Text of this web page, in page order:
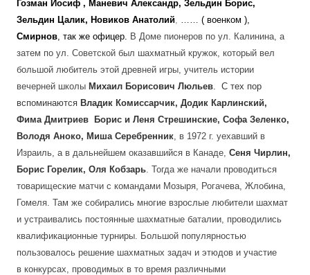
Гозман Иосиф , Маневич Александр, Зельдин Борис,
Зельдин Цалик, Новиков Анатолий
( военком ),
Смирнов , так же офицер. В Доме пионеров по ул. Калинина, а
затем по ул. Советской был шахматный кружок, который вел
большой любитель этой древней игры, учитель истории
вечерней школы Михаил Борисович Люльев . С тех пор
вспоминаются Владик Комиссарчик, Додик Карлинский,
Фима Дмитриев Борис и Леня Стрешинские, Софа Зеленко,
Володя Аноко, Миша Серебренник , в 1972 г. уехавший в
Израиль, а в дальнейшем оказавшийся в Канаде, Сеня Чирлин,
Борис Горелик, Оля Кобзарь . Тогда же начали проводиться
товарищеские матчи с командами Мозыря, Рогачева, Жлобина,
Гомеля. Там же собирались многие взрослые любители шахмат
и устраивались постоянные шахматные баталии, проводились
квалификационные турниры. Большой популярностью
пользовалось решение шахматных задач и этюдов и участие
в конкурсах, проводимых в то время различными